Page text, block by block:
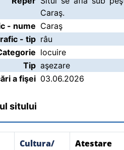
Caraş.
- nume Caraş
- tip râu
locuire
Tip aşezare
a fişei 03.06.2026
sitului
Cultura/ Atestare